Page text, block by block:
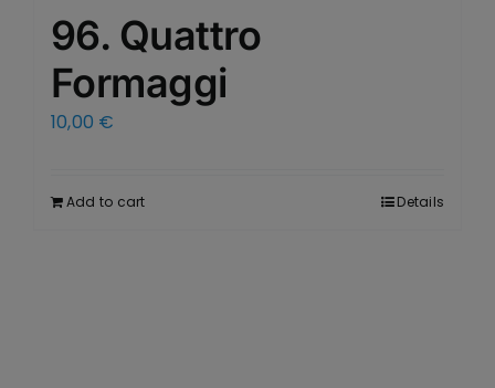
96. Quattro
Formaggi
10,00 €
Add to cart Details